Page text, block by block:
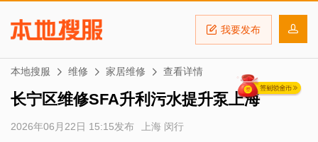
我要发布
本地搜服 维修 家居维修 查看详情
长宁区维修SFA升利污水提升泵上海
2026年06月22日 15:15发布 上海 闵行